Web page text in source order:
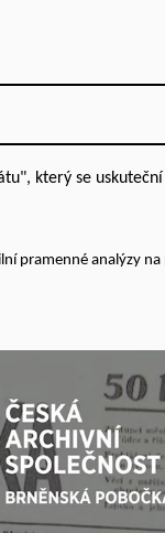
který se uskuteční
pramenné analýzy na